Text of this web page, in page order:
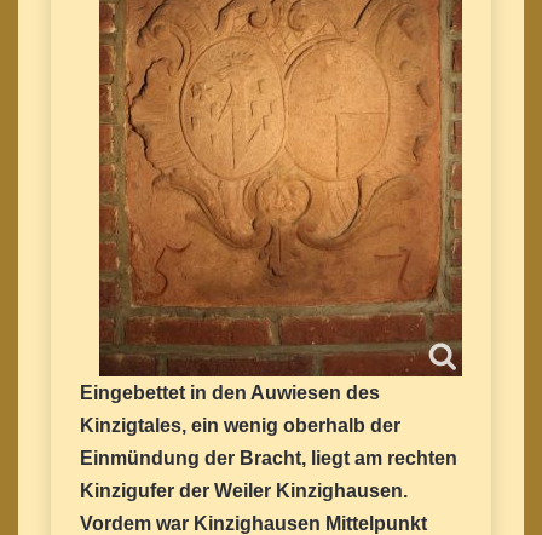
Eingebettet in den Auwiesen des
Kinzigtales, ein wenig oberhalb der
Einmündung der Bracht, liegt am rechten
Kinzigufer der Weiler Kinzighausen.
Vordem war Kinzighausen Mittelpunkt